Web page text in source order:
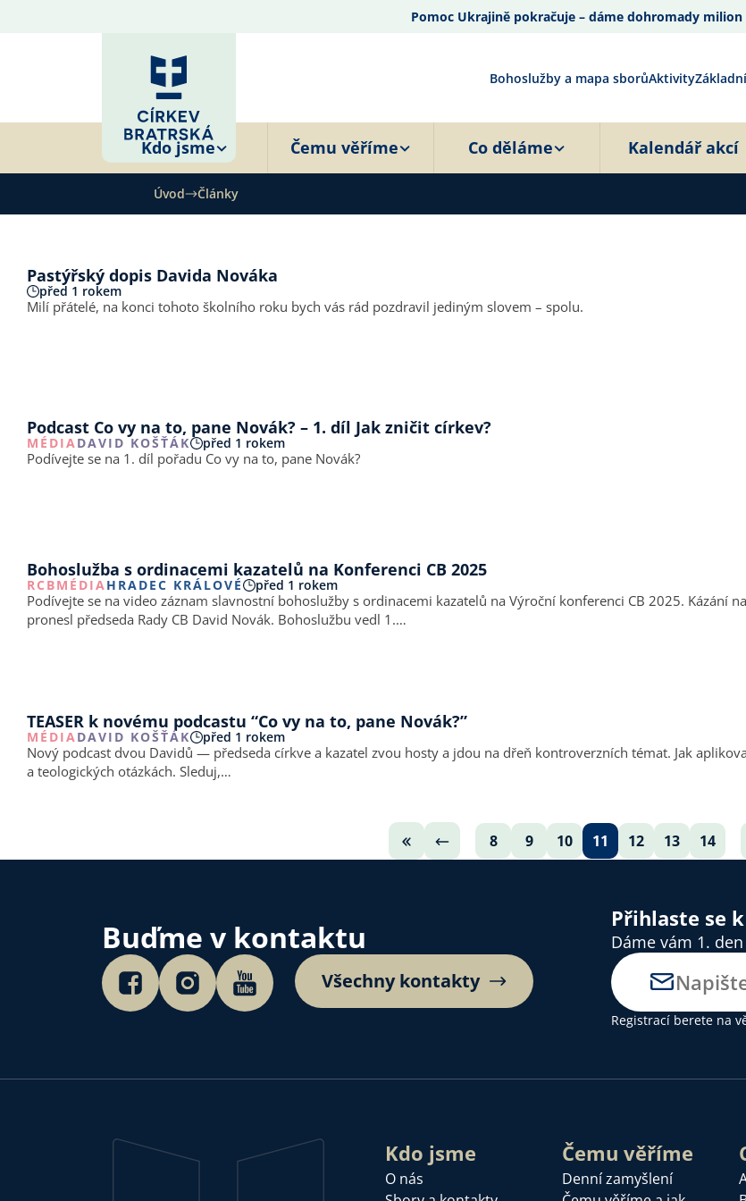
Pomoc Ukrajině pokračuje – dáme dohromady
Bohoslužby a mapa sborůAktivity
Kdo jsme Čemu věříme Co děláme Kalendář akcí
Úvod Články
Pastýřský dopis Davida Nováka
před 1 rokem
Milí přátelé, na konci tohoto školního roku bych vás rád pozdravil jediným slovem – spolu.
Podcast Co vy na to, pane Novák? – 1. díl Jak zničit církev?
MÉDIA DAVID KOŠŤÁK před 1 rokem
Podívejte se na 1. díl pořadu Co vy na to, pane Novák?
Bohoslužba s ordinacemi kazatelů na Konferenci CB 2025
RCBMÉDIAHRADEC KRÁLOVÉ před 1 rokem
Podívejte se na video záznam slavnostní bohoslužby s ordinacemi kazatelů na Výroční konferenci CB 2025. Kázání na téma Přijmi požehnání na základě textu Bible Genesis 32,23-33,11
pronesl předseda Rady CB David Novák. Bohoslužbu vedl 1.…
TEASER k novému podcastu “Co vy na to, pane Novák?”
MÉDIADAVID KOŠŤÁK před 1 rokem
Nový podcast dvou Davidů — předseda církve a kazatel zvou hosty a jdou na dřeň kontroverzních témat. Jak
a teologických otázkách. Sleduj,…
8 9 10 11 12 13 14
Buďme v kontaktu
Všechny kontakty
Přihlaste se
Dáme vám 1.
Registrací berete na
Kdo jsme
O nás
Čemu věříme
Denní zamyšlení